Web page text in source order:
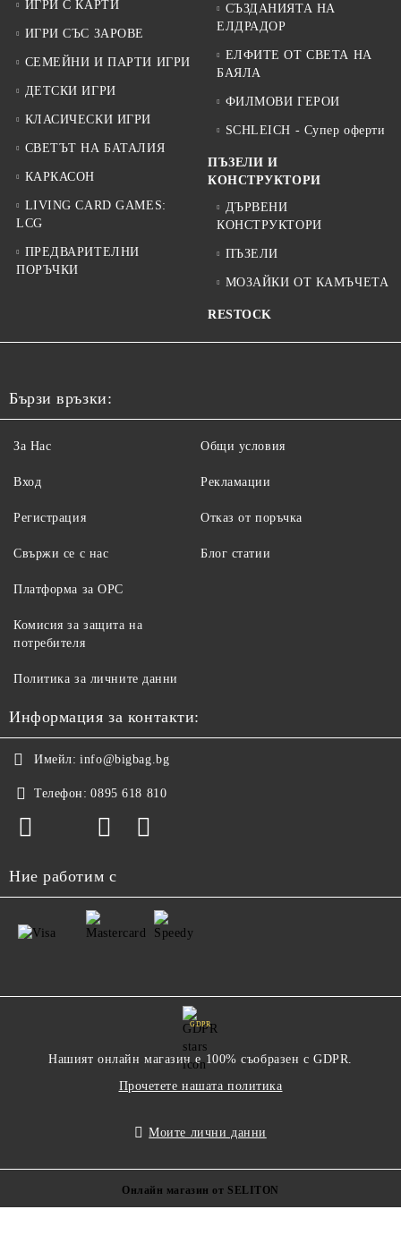
ИГРИ С КАРТИ
ИГРИ СЪС ЗАРОВЕ
СЕМЕЙНИ И ПАРТИ ИГРИ
ДЕТСКИ ИГРИ
КЛАСИЧЕСКИ ИГРИ
СВЕТЪТ НА БАТАЛИЯ
КАРКАСОН
LIVING CARD GAMES:
LCG
ПРЕДВАРИТЕЛНИ
ПОРЪЧКИ
СЪЗДАНИЯТА НА
ЕЛДРАДОР
ЕЛФИТЕ ОТ СВЕТА НА
БАЯЛА
ФИЛМОВИ ГЕРОИ
SCHLEICH - Супер оферти
ПЪЗЕЛИ И
КОНСТРУКТОРИ
ДЪРВЕНИ
КОНСТРУКТОРИ
ПЪЗЕЛИ
МОЗАЙКИ ОТ КАМЪЧЕТА
RESTOCK
Бързи връзки:
За Нас
Вход
Регистрация
Свържи се с нас
Общи условия
Рекламации
Отказ от поръчка
Блог статии
Платформа за ОРС
Комисия за защита на
потребителя
Политика за личните данни
Информация за контакти:
Имейл: info@bigbag.bg
Телефон: 0895 618 810
Ние работим с
GDPR
Нашият онлайн магазин е 100% съобразен с GDPR.
Прочетете нашата политика
Моите лични данни
Онлайн магазин от SELITON